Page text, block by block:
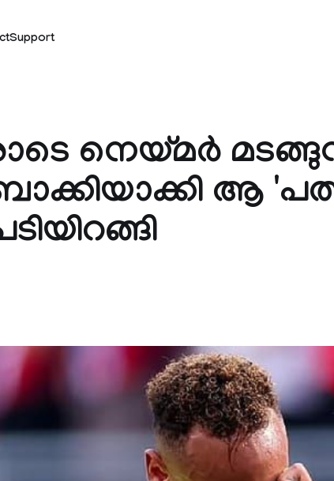
Support
നെയ്മർ
ആ